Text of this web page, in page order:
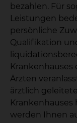
bezahlen. Für
Leistungen
persönliche
Qualifikation
Krankenhauses
Ärzten
ärztlich
Krankenhauses
werden Ihnen